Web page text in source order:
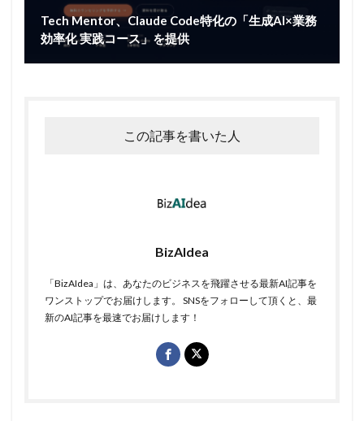
Tech Mentor、Claude Code特化の「生成AI×業務
効率化 実践コース」を提供
この記事を書いた人
BizAIdea
「BizAIdea」は、あなたのビジネスを飛躍させる最新AI記事を
ワンストップでお届けします。 SNSをフォローして頂くと、最
新のAI記事を最速でお届けします！